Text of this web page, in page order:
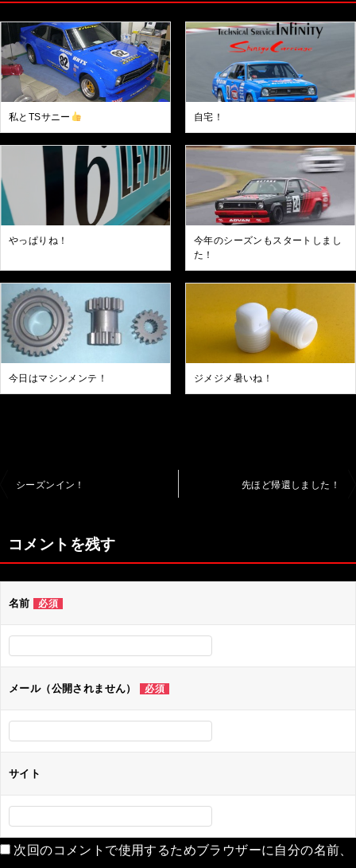
私とTSサニー 自宅！
やっぱりね！
今年のシーズンもスタートしまし
た！
今日はマシンメンテ！ ジメジメ暑いね！
ビ
ゲ
ー
シ
ョ
ン
シーズンイン！ 先ほど帰還しました！
コメントを残す
名前 必須
メール（公開されません） 必須
サイト
次回のコメントで使用するためブラウザーに自分の名前、